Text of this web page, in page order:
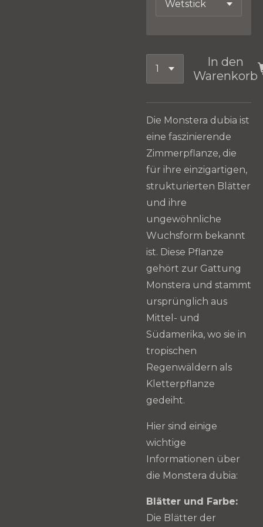
In den
Warenkorb
Die Monstera dubia ist
eine faszinierende
Zimmerpflanze, die
für ihre einzigartigen,
strukturierten Blätter
und ihre
ungewöhnliche
Wuchsform bekannt
ist. Diese Pflanze
gehört zur Gattung
Monstera und stammt
ursprünglich aus
Mittel- und
Südamerika, wo sie in
tropischen
Regenwäldern als
Kletterpflanze
gedeiht.
Hier sind einige
wichtige
Informationen über
die Monstera dubia:
Blätter und Farbe:
Die Blätter der